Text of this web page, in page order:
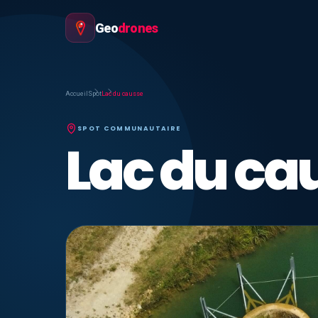
Geodrones
Accueil SpotLac du causse
SPOT COMMUNAUTAIRE
Lac du